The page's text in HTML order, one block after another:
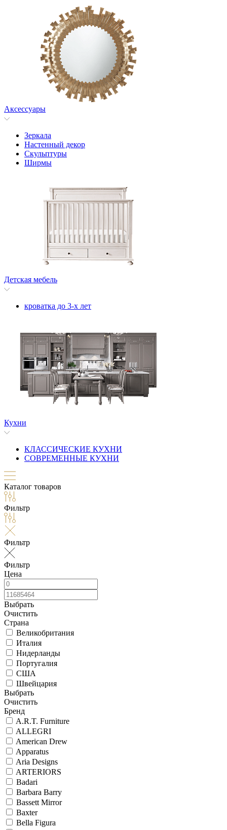
Аксессуары
Зеркала
Настенный декор
Скульптуры
Ширмы
Детская мебель
кроватка до 3-х лет
Кухни
КЛАССИЧЕСКИЕ КУХНИ
СОВРЕМЕННЫЕ КУХНИ
Каталог товаров
Фильтр
Фильтр
Фильтр
Цена
Выбрать
Очистить
Страна
Великобритания
Италия
Нидерланды
Португалия
США
Швейцария
Выбрать
Очистить
Бренд
A.R.T. Furniture
ALLEGRI
American Drew
Apparatus
Aria Designs
ARTERIORS
Badari
Barbara Barry
Bassett Mirror
Baxter
Bella Figura